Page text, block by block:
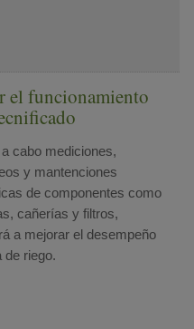
el funcionamiento
cabo mediciones,
y mantenciones
de componentes como
cañerías y filtros,
a mejorar el desempeño
de riego.